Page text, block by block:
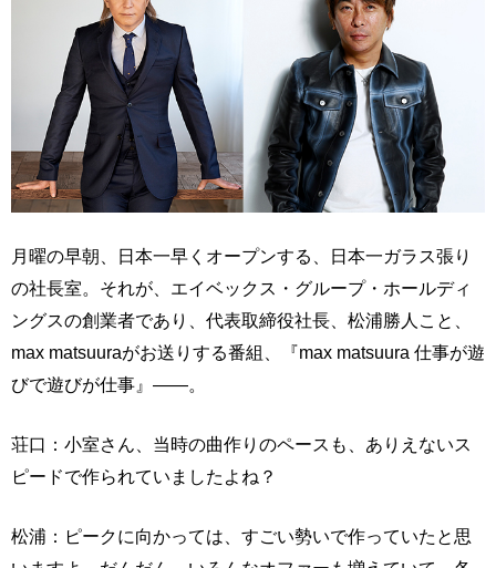
月曜の早朝、日本一早くオープンする、日本一ガラス張り
の社長室。それが、エイベックス・グループ・ホールディ
ングスの創業者であり、代表取締役社長、松浦勝人こと、
max matsuuraがお送りする番組、『max matsuura 仕事が遊
びで遊びが仕事』——。
荘口：小室さん、当時の曲作りのペースも、ありえないス
ピードで作られていましたよね？
松浦：ピークに向かっては、すごい勢いで作っていたと思